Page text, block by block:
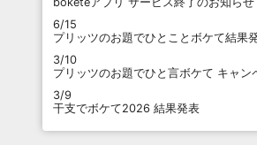
6/15
プリッツのお題でひとことボケて結果
3/10
プリッツのお題でひと言ボケて キャン
3/9
干支でボケて2026 結果発表